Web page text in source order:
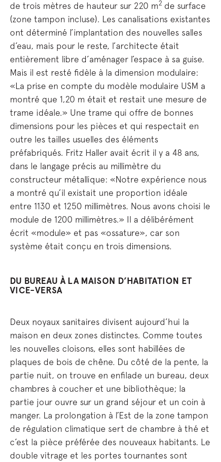
de trois mètres de hauteur sur 220 m2 de surface
(zone tampon incluse). Les canalisations existantes
ont déterminé l’implantation des nouvelles salles
d’eau, mais pour le reste, l’architecte était
entièrement libre d’aménager l’espace à sa guise.
Mais il est resté fidèle à la dimension modulaire:
«La prise en compte du modèle modulaire USM a
montré que 1,20 m était et restait une mesure de
trame idéale.» Une trame qui offre de bonnes
dimensions pour les pièces et qui respectait en
outre les tailles usuelles des éléments
préfabriqués. Fritz Haller avait écrit il y a 48 ans,
dans le langage précis au millimètre du
constructeur métallique: «Notre expérience nous
a montré qu’il existait une proportion idéale
entre 1130 et 1250 millimètres. Nous avons choisi le
module de 1200 millimètres.» Il a délibérément
écrit «module» et pas «ossature», car son
système était conçu en trois dimensions.
DU BUREAU À LA MAISON D’HABITATION ET
VICE-VERSA
Deux noyaux sanitaires divisent aujourd’hui la
maison en deux zones distinctes. Comme toutes
les nouvelles cloisons, elles sont habillées de
plaques de bois de chêne. Du côté de la pente, la
partie nuit, on trouve en enfilade un bureau, deux
chambres à coucher et une bibliothèque; la
partie jour ouvre sur un grand séjour et un coin à
manger. La prolongation à l’Est de la zone tampon
de régulation climatique sert de chambre à thé et
c’est la pièce préférée des nouveaux habitants. Le
double vitrage et les portes tournantes sont